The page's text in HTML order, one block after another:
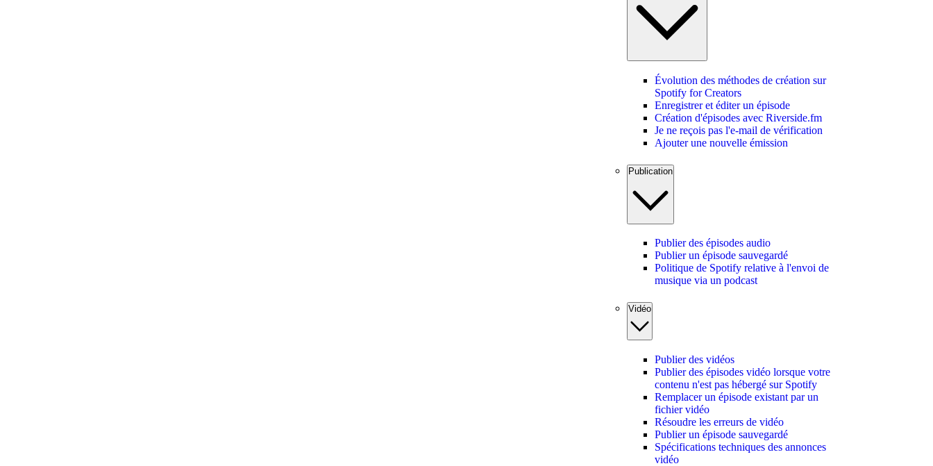
Évolution des méthodes de création sur
Spotify for Creators
Enregistrer et éditer un épisode
Création d'épisodes avec Riverside.fm
Je ne reçois pas l'e-mail de vérification
Ajouter une nouvelle émission
Publication
Publier des épisodes audio
Publier un épisode sauvegardé
Politique de Spotify relative à l'envoi de
musique via un podcast
Vidéo
Publier des vidéos
Publier des épisodes vidéo lorsque votre
contenu n'est pas hébergé sur Spotify
Remplacer un épisode existant par un
fichier vidéo
Résoudre les erreurs de vidéo
Publier un épisode sauvegardé
Spécifications techniques des annonces
vidéo